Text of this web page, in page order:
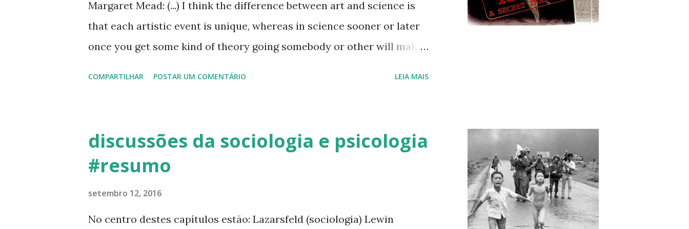
Margaret Mead: (...) I think the difference between art and science is
that each artistic event is unique, whereas in science sooner or later
once you get some kind of theory going somebody or other will make
o campo da saúde mental. Ou, melhor, da mente, em geral. Para
começar a história, Heims refere-se à fundação da Macy Foundation,
datada de 1930, promovida por sua filha Kate Macy Ladd, após um
COMPARTILHAR POSTAR UM COMENTÁRIO LEIA MAIS
discussões da sociologia e psicologia
#resumo
setembro 12, 2016
No centro destes capítulos estão: Lazarsfeld (sociologia) Lewin